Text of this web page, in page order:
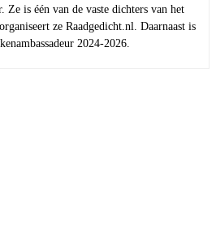
Ze is één van de vaste dichters van het
ze Raadgedicht.nl. Daarnaast is
2024-2026.